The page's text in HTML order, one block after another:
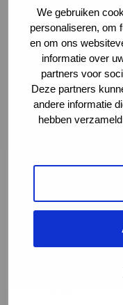
We gebruiken
personaliseren, om
en om ons
informatie over
partners voor
Deze partners
andere informatie
hebben
Volledige
Starttijd*